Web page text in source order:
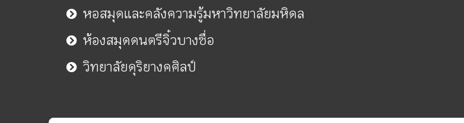
หอสมุดและคลังความรู้มหาวิทยาลัยมหิดล
ห้องสมุดดนตรีจิ๋วบางซื่อ
วิทยาลัยดุริยางคศิลป์